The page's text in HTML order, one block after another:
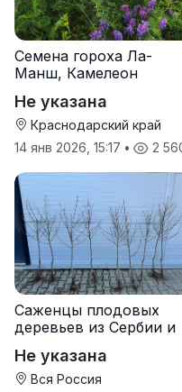
Семена гороха Ла-
Манш, Камелеон
Не указана
Краснодарский край
14 янв 2026, 15:17 • 2
Саженцы плодовых
деревьев из Сербии и
Не указана
Вся Россия